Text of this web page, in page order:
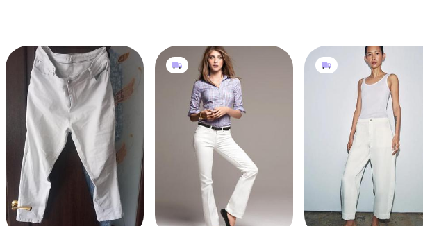
150 грн 1
250 грн -40%
Jowell
Светлые белые джинсы
большой размер
800 грн
H&M
Модные белые джинсы -
большой размер
и еще 1
3250 грн
ZARA
Джинсы-баррел с
карманами zw
5